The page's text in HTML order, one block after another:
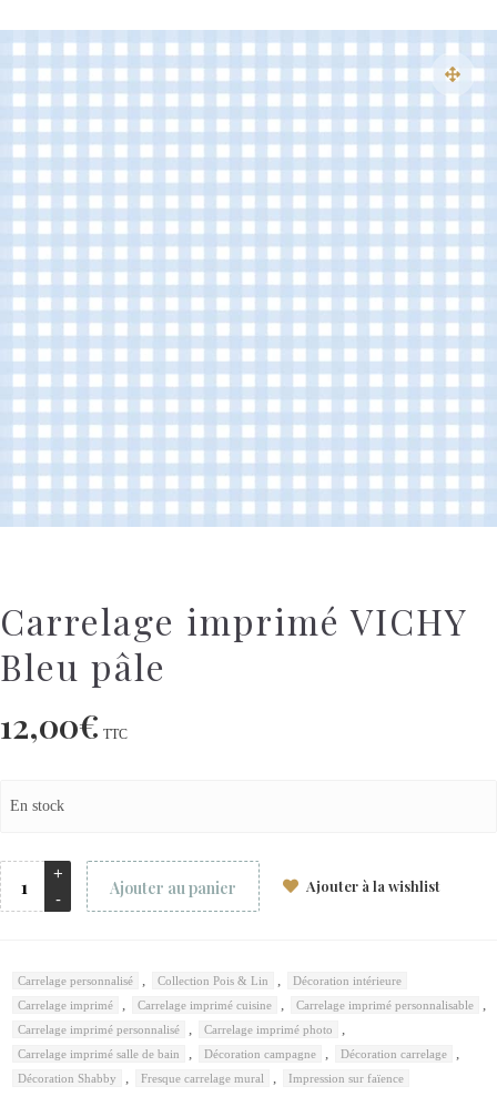
Carrelage imprimé VICHY
Bleu pâle
12,00€ TTC
En stock
Ajouter au panier Ajouter à la wishlist
Carrelage personnalisé , Collection Pois & Lin ,
Décoration intérieure
Carrelage imprimé
, Carrelage imprimé cuisine , Carrelage imprimé personnalisable ,
Carrelage imprimé personnalisé , Carrelage imprimé photo ,
Carrelage imprimé salle de bain , Décoration campagne , Décoration carrelage ,
Décoration Shabby , Fresque carrelage mural , Impression sur faïence